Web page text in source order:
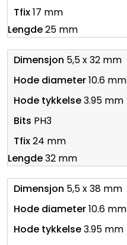
17 mm
25 mm
5,5 x 32 mm
10.6 mm
3.95 mm
PH3
24 mm
32 mm
5,5 x 38 mm
10.6 mm
3.95 mm